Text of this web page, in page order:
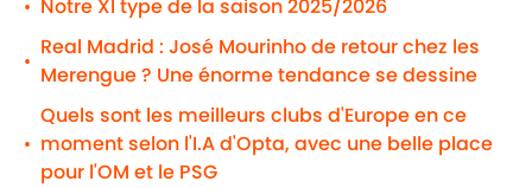
• Notre XI type de la saison 2025/2026
•
Real Madrid : José Mourinho de retour chez les
Merengue ? Une énorme tendance se dessine
•
Quels sont les meilleurs clubs d'Europe en ce
moment selon l'I.A d'Opta, avec une belle place
pour l'OM et le PSG